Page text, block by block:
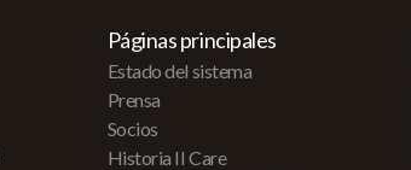
Páginas principales
Estado del sistema
Prensa
Socios
Historia II Care